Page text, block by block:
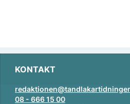
KONTAKT
08 - 666 15 00